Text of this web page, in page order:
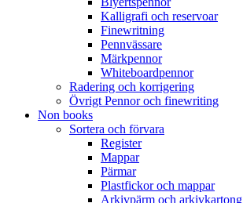
Kalligrafi och reservoar
Finewritning
Pennvässare
Märkpennor
Whiteboardpennor
Radering och korrigering
Övrigt Pennor och finewriting
Non books
Sortera och förvara
Register
Mappar
Pärmar
Plastfickor och mappar
Arkivpärm och arkivkartong